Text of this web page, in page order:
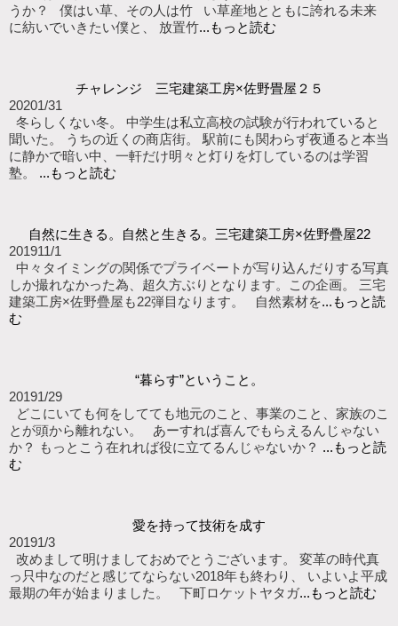
うか？ 僕はい草、その人は竹 い草産地とともに誇れる未来
に紡いでいきたい僕と、 放置竹...もっと読む
チャレンジ 三宅建築工房×佐野畳屋２５
20201/31
冬らしくない冬。 中学生は私立高校の試験が行われていると
聞いた。 うちの近くの商店街。 駅前にも関わらず夜通ると本当
に静かで暗い中、一軒だけ明々と灯りを灯しているのは学習
塾。 ...もっと読む
自然に生きる。自然と生きる。三宅建築工房×佐野疊屋22
201911/1
中々タイミングの関係でプライベートが写り込んだりする写真
しか撮れなかった為、超久方ぶりとなります。この企画。 三宅
建築工房×佐野疊屋も22弾目なります。 自然素材を...もっと読
む
“暮らす”ということ。
20191/29
どこにいても何をしてても地元のこと、事業のこと、家族のこ
とが頭から離れない。 あーすれば喜んでもらえるんじゃない
か？ もっとこう在れれば役に立てるんじゃないか？ ...もっと読
む
愛を持って技術を成す
20191/3
改めまして明けましておめでとうございます。 変革の時代真
っ只中なのだと感じてならない2018年も終わり、 いよいよ平成
最期の年が始まりました。 下町ロケットヤタガ...もっと読む